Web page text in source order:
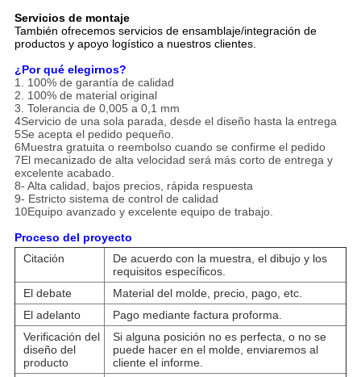
Servicios de montaje
También ofrecemos servicios de ensamblaje/integración de
productos y apoyo logístico a nuestros clientes.
¿Por qué elegirnos?
1. 100% de garantía de calidad
2. 100% de material original
3. Tolerancia de 0,005 a 0,1 mm
4Servicio de una sola parada, desde el diseño hasta la entrega
5Se acepta el pedido pequeño.
6Muestra gratuita o reembolso cuando se confirme el pedido
7El mecanizado de alta velocidad será más corto de entrega y
excelente acabado.
8- Alta calidad, bajos precios, rápida respuesta
9- Estricto sistema de control de calidad
10Equipo avanzado y excelente equipo de trabajo.
Proceso del proyecto
Citación
De acuerdo con la muestra, el dibujo y los
requisitos específicos.
El debate
Material del molde, precio, pago, etc.
El adelanto
Pago mediante factura proforma.
Verificación del
diseño del
producto
Si alguna posición no es perfecta, o no se
puede hacer en el molde, enviaremos al
cliente el informe.